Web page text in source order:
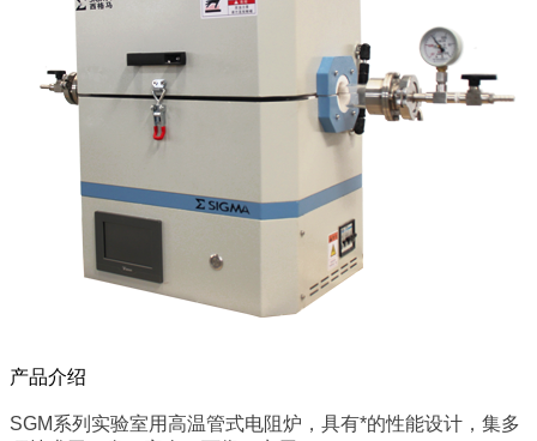
产品介绍
SGM系列实验室用高温管式电阻炉，具有*的性能设计，集多